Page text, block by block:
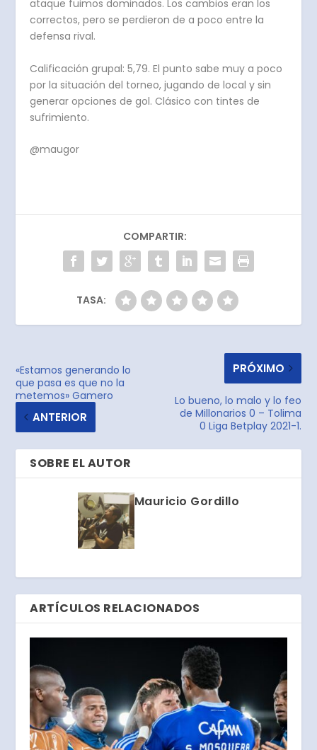
ataque fuimos dominados. Los cambios eran los
correctos, pero se perdieron de a poco entre la
defensa rival.
Calificación grupal: 5,79. El punto sabe muy a poco
por la situación del torneo, jugando de local y sin
generar opciones de gol. Clásico con tintes de
sufrimiento.
@maugor
COMPARTIR:
TASA:
«Estamos generando lo
que pasa es que no la
metemos» Gamero
ANTERIOR
PRÓXIMO
Lo bueno, lo malo y lo feo
de Millonarios 0 – Tolima
0 Liga Betplay 2021-1.
SOBRE EL AUTOR
Mauricio Gordillo
ARTÍCULOS RELACIONADOS